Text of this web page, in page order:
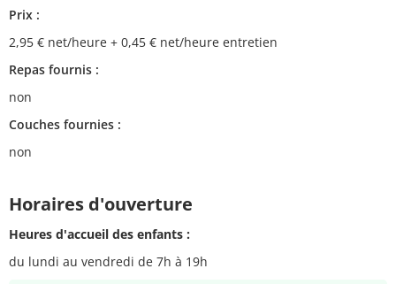
Prix :
2,95 € net/heure + 0,45 € net/heure entretien
Repas fournis :
non
Couches fournies :
non
Horaires d'ouverture
Heures d'accueil des enfants :
du lundi au vendredi de 7h à 19h